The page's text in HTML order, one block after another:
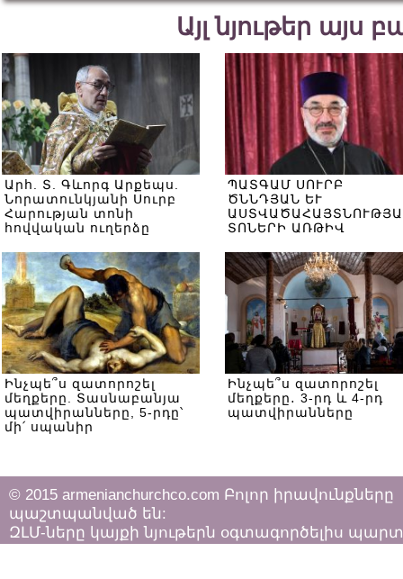
Այլ նյութեր այս
Արհ. Տ. Գևորգ Արքեպս.
Նորատունկյանի Սուրբ
Հարության տոնի
հովվական ուղերձը
ՊԱՏԳԱՄ ՍՈՒՐԲ
ԾՆՆԴՅԱՆ ԵՒ
ՏՈՆԵՐԻ ԱՌԹԻՎ
Ինչպե՞ս զատորոշել
մեղքերը. Տասնաբանյա
պատվիրանները, 5-րդը՝
մի՛ սպանիր
Ինչպե՞ս զատորոշել
մեղքերը․ 3-րդ և 4-րդ
պատվիրանները
© 2015 armenianchurchco.com Բոլոր իրավունքները
պաշտպանված են:
ԶԼՄ-ները կայքի նյութերն օգտագործելիս